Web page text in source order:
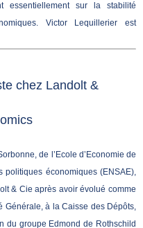
essentiellement sur la stabilité
Victor Lequillerier est
chez Landolt &
de l’Ecole d’Economie de
politiques économiques (ENSAE),
& Cie après avoir évolué comme
à la Caisse des Dépôts,
du groupe Edmond de Rothschild